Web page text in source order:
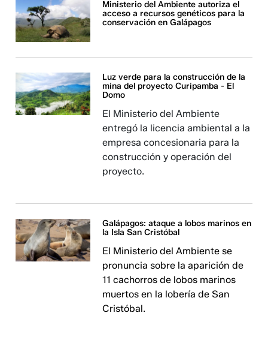
Ministerio del Ambiente autoriza el
acceso a recursos genéticos para la
conservación en Galápagos
Luz verde para la construcción de la
mina del proyecto Curipamba - El
Domo
El Ministerio del Ambiente
entregó la licencia ambiental a la
empresa concesionaria para la
construcción y operación del
proyecto.
Galápagos: ataque a lobos marinos en
la Isla San Cristóbal
El Ministerio del Ambiente se
pronuncia sobre la aparición de
11 cachorros de lobos marinos
muertos en la lobería de San
Cristóbal.